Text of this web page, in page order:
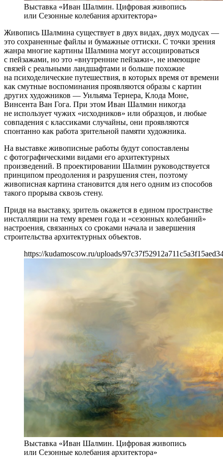
Выставка «Иван Шалмин. Цифровая живопись
или Сезонные колебания архитектора»
Живопись Шалмина существует в двух видах, двух модусах —
это сохраненные файлы и бумажные оттиски. С точки зрения
жанра многие картины Шалмина могут ассоциироваться
с пейзажами, но это «внутренние пейзажи», не имеющие
связей с реальными ландшафтами и больше похожие
на психоделические путешествия, в которых время от времени
как смутные воспоминания проявляются образы с картин
других художников — Уильяма Тернера, Клода Моне,
Винсента Ван Гога. При этом Иван Шалмин никогда
не использует чужих «исходников» или образцов, и любые
совпадения с классиками случайны, они проявляются
спонтанно как работа зрительной памяти художника.
На выставке живописные работы будут сопоставлены
с фотографическими видами его архитектурных
произведений. В проектировании Шалмин руководствуется
принципом преодоления и разрушения стен, поэтому
живописная картина становится для него одним из способов
такого прорыва сквозь стену.
Придя на выставку, зритель окажется в едином пространстве
инсталляции на тему времен года и «сезонных колебаний»
настроения, связанных со сроками начала и завершения
строительства архитектурных объектов.
https://kudamoscow.ru/uploads/
Выставка «Иван Шалмин. Цифровая живопись
или Сезонные колебания архитектора»